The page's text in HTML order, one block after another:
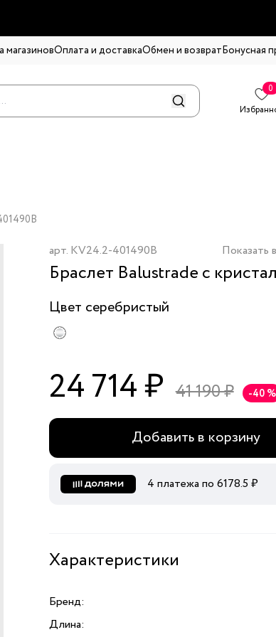
магазиновОплата и доставкаОбмен и возвратБонусная
0
арт. KV24.2-401490B Показать
Браслет Balustrade с
Цвет серебристый
24 714 ₽ 41 190 ₽ -40 %
Добавить в корзину
4 платежа по 6178.5 ₽
Характеристики
Бренд:
Длина: